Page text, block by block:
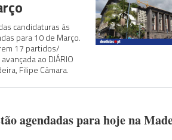
candidaturas às
para 10 de Março.
17 partidos/
ao DIÁRIO
Filipe Câmara.
agendadas para hoje na